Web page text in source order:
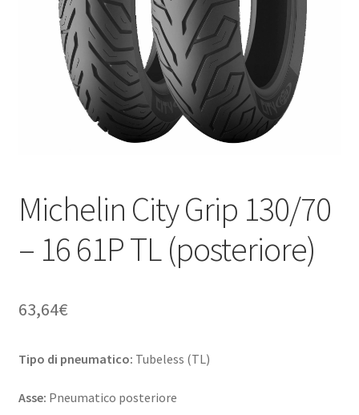
Michelin City Grip 130/70
– 16 61P TL (posteriore)
63,64€
Tipo di pneumatico: Tubeless (TL)
Asse: Pneumatico posteriore